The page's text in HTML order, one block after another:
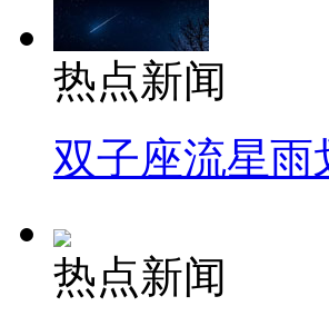
热点新闻
双子座流星雨
热点新闻